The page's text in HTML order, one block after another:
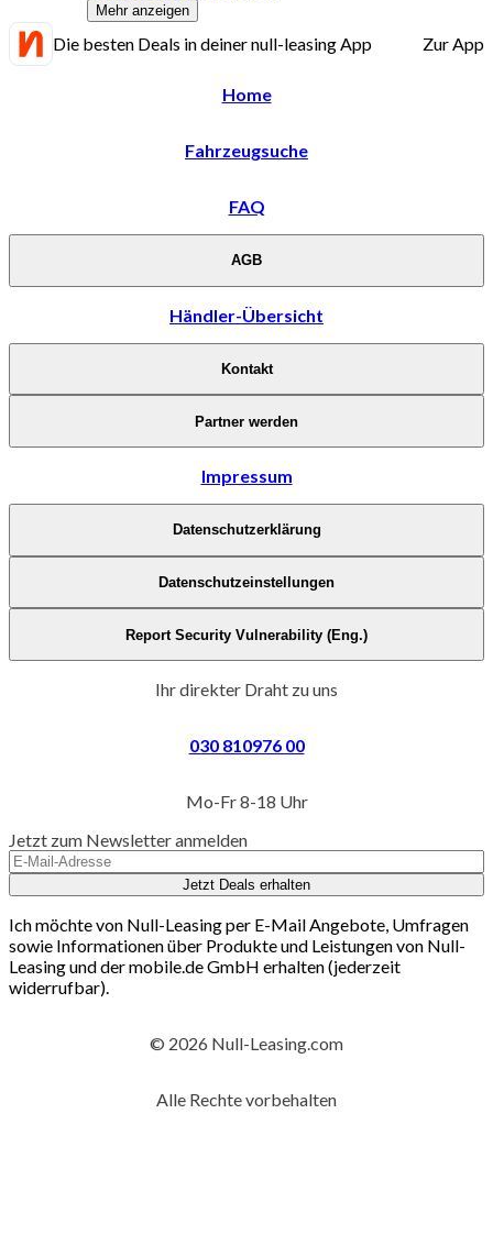
Mehr anzeigen
Die besten Deals in deiner null-leasing App Zur App
Home
Fahrzeugsuche
FAQ
AGB
Händler-Übersicht
Kontakt
Partner werden
Impressum
Datenschutzerklärung
Datenschutzeinstellungen
Report Security Vulnerability (Eng.)
Ihr direkter Draht zu uns
030 810976 00
Mo-Fr 8-18 Uhr
Jetzt zum Newsletter anmelden
Jetzt Deals erhalten
Ich möchte von Null-Leasing per E-Mail Angebote, Umfragen
sowie Informationen über Produkte und Leistungen von Null-
Leasing und der mobile.de GmbH erhalten (jederzeit
widerrufbar).
© 2026 Null-Leasing.com
Alle Rechte vorbehalten